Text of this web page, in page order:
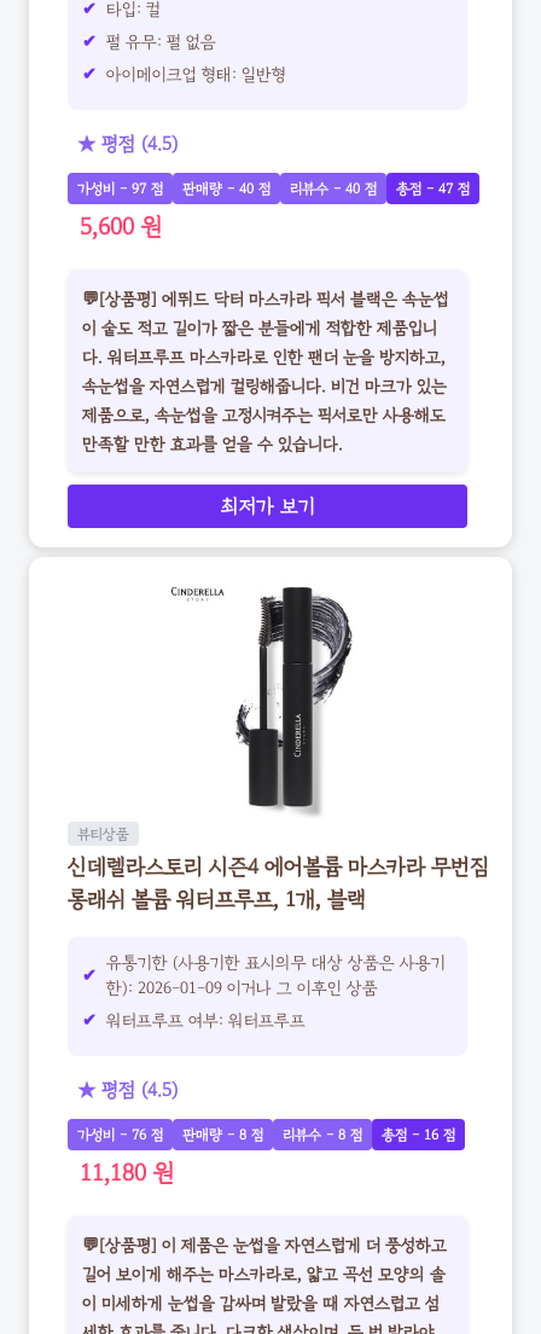
타입: 컬
펄 유무: 펄 없음
아이메이크업 형태: 일반형
★ 평점 (4.5)
가성비 - 97 점 판매량 - 40 점 리뷰수 - 40 점 총점 - 47 점
5,600 원
💬[상품평] 에뛰드 닥터 마스카라 픽서 블랙은 속눈썹
이 숱도 적고 길이가 짧은 분들에게 적합한 제품입니
다. 워터프루프 마스카라로 인한 팬더 눈을 방지하고,
속눈썹을 자연스럽게 컬링해줍니다. 비건 마크가 있는
제품으로, 속눈썹을 고정시켜주는 픽서로만 사용해도
만족할 만한 효과를 얻을 수 있습니다.
최저가 보기
뷰티상품
신데렐라스토리 시즌4 에어볼륨 마스카라 무번짐
롱래쉬 볼륨 워터프루프, 1개, 블랙
유통기한 (사용기한 표시의무 대상 상품은 사용기
한): 2026-01-09 이거나 그 이후인 상품
워터프루프 여부: 워터프루프
★ 평점 (4.5)
가성비 - 76 점 판매량 - 8 점 리뷰수 - 8 점 총점 - 16 점
11,180 원
💬[상품평] 이 제품은 눈썹을 자연스럽게 더 풍성하고
길어 보이게 해주는 마스카라로, 얇고 곡선 모양의 솔
이 미세하게 눈썹을 감싸며 발랐을 때 자연스럽고 섬